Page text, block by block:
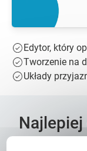
Edytor, który
Tworzenie na
Układy